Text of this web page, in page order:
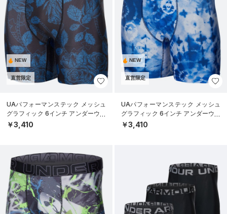
NEW
直営限定
UAパフォーマンステック メッシュ
グラフィック 6インチ アンダーウェ
ア（トレーニング/MEN）
￥3,410
NEW
直営限定
UAパフォーマンステック メッシュ
グラフィック 6インチ アンダーウェ
ア（トレーニング/MEN）
￥3,410